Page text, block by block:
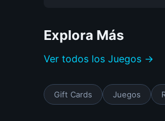
Explora Más
Ver todos los Juegos →
Gift Cards Juegos